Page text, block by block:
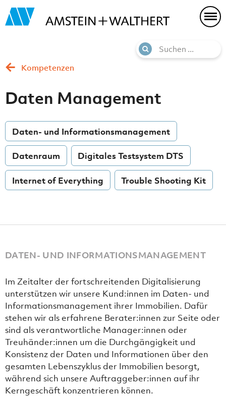
Kompetenzen
Daten Management
Daten- und Informationsmanagement
Datenraum Digitales Testsystem DTS
Internet of Everything Trouble Shooting Kit
DATEN- UND INFORMATIONSMANAGEMENT
Im Zeitalter der fortschreitenden Digitalisierung
unterstützen wir unsere Kund:innen im Daten- und
Informationsmanagement ihrer Immobilien. Dafür
stehen wir als erfahrene Berater:innen zur Seite oder
sind als verantwortliche Manager:innen oder
Treuhänder:innen um die Durchgängigkeit und
Konsistenz der Daten und Informationen über den
gesamten Lebenszyklus der Immobilien besorgt,
während sich unsere Auftraggeber:innen auf ihr
Kerngeschäft konzentrieren können.